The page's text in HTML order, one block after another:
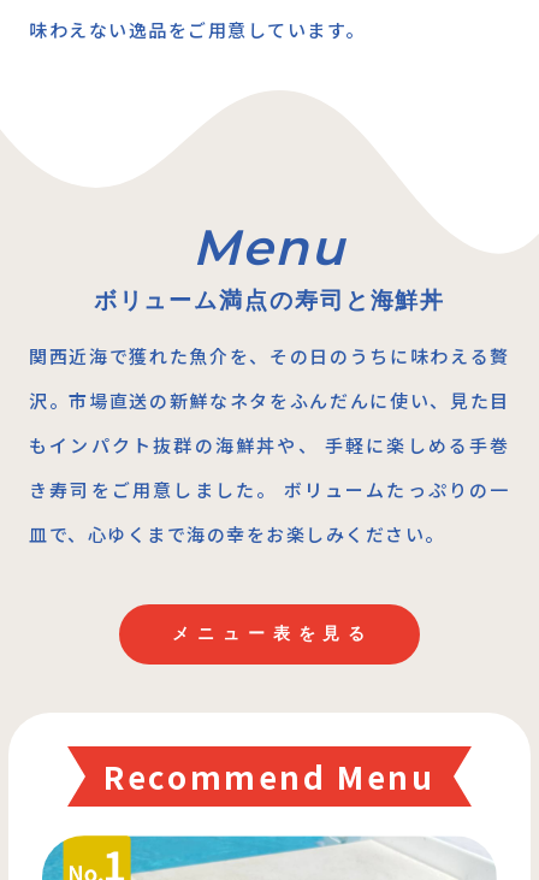
味わえない逸品をご用意しています。
ボリューム満点の寿司と海鮮丼
関西近海で獲れた魚介を、その日のうちに味わえる贅
沢。市場直送の新鮮なネタをふんだんに使い、見た目
もインパクト抜群の海鮮丼や、 手軽に楽しめる手巻
き寿司をご用意しました。 ボリュームたっぷりの一
皿で、心ゆくまで海の幸をお楽しみください。
メ ニ ュ ー 表 を 見 る
Recommend Menu